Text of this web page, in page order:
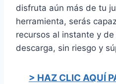
disfruta aún más de tu
herramienta, serás
recursos al instante y
descarga, sin riesgo y
> HAZ CLIC AQUÍ